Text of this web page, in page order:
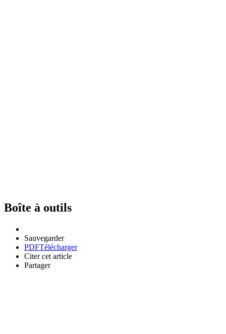
Boîte à outils
Sauvegarder
PDFTélécharger
Citer cet article
Partager